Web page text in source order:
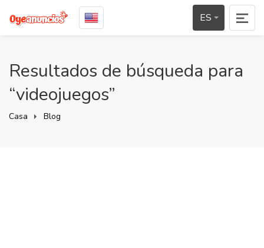
ES
Resultados de búsqueda para
“videojuegos”
Casa Blog